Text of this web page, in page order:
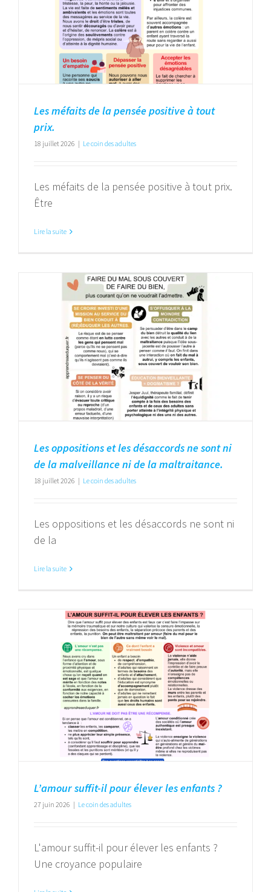
Les méfaits de la pensée positive à tout
prix.
18 juillet 2026 | Le coin des adultes
Les méfaits de la pensée positive à tout prix.
Être
Lire la suite
Les oppositions et les désaccords ne sont ni
de la malveillance ni de la maltraitance.
18 juillet 2026 | Le coin des adultes
Les oppositions et les désaccords ne sont ni
de la
Lire la suite
L’amour suffit-il pour élever les enfants ?
27 juin 2026 | Le coin des adultes
L'amour suffit-il pour élever les enfants ?
Une croyance populaire